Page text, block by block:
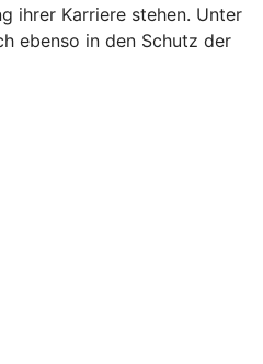
ihrer Karriere stehen. Unter
ebenso in den Schutz der